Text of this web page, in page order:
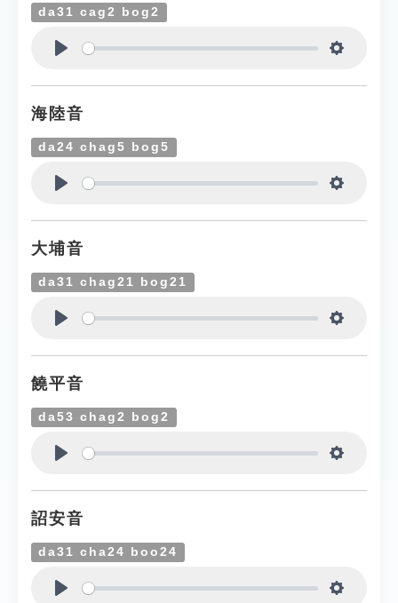
da31 cag2 bog2
海陸音
da24 chag5 bog5
大埔音
da31 chag21 bog21
饒平音
da53 chag2 bog2
詔安音
da31 cha24 boo24